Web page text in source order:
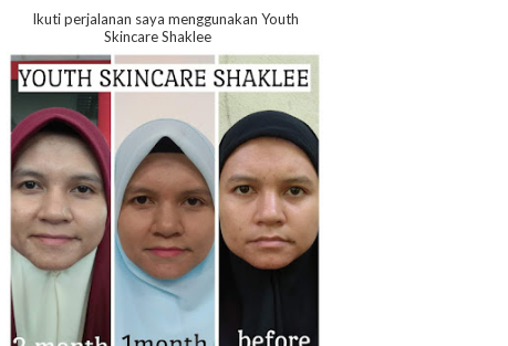
Ikuti perjalanan saya menggunakan Youth
Skincare Shaklee